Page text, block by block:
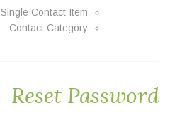
Single Contact Item
Contact Category
Reset Password